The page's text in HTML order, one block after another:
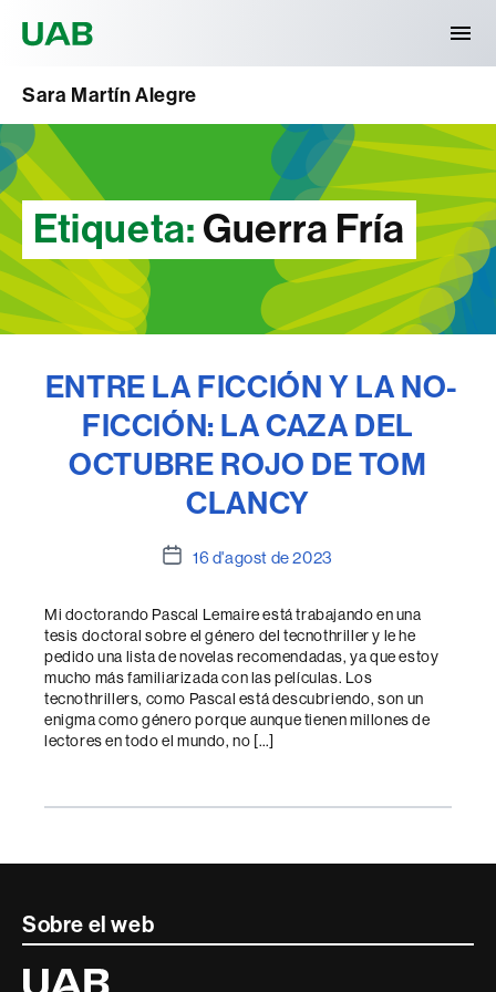
Sara Martín Alegre
Etiqueta: Guerra Fría
ENTRE LA FICCIÓN Y LA NO-
FICCIÓN: LA CAZA DEL
OCTUBRE ROJO DE TOM
CLANCY
Data16 d'agost de 2023
Mi doctorando Pascal Lemaire está trabajando en una
tesis doctoral sobre el género del tecnothriller y le he
pedido una lista de novelas recomendadas, ya que estoy
mucho más familiarizada con las películas. Los
tecnothrillers, como Pascal está descubriendo, son un
enigma como género porque aunque tienen millones de
lectores en todo el mundo, no […]
Contacte
Sobre el web
Universitat
Autònoma